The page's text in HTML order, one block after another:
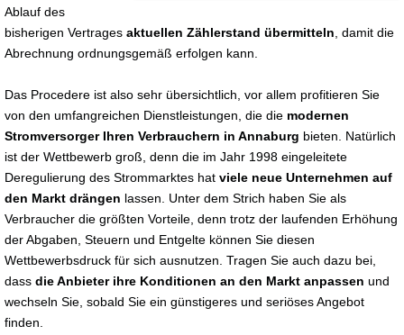
Ablauf des
bisherigen Vertrages aktuellen Zählerstand übermitteln , damit die
Abrechnung ordnungsgemäß erfolgen kann.
Das Procedere ist also sehr übersichtlich, vor allem profitieren Sie
von den umfangreichen Dienstleistungen, die die modernen
Stromversorger Ihren Verbrauchern in Annaburg bieten. Natürlich
ist der Wettbewerb groß, denn die im Jahr 1998 eingeleitete
Deregulierung des Strommarktes hat viele neue Unternehmen auf
den Markt drängen lassen. Unter dem Strich haben Sie als
Verbraucher die größten Vorteile, denn trotz der laufenden Erhöhung
der Abgaben, Steuern und Entgelte können Sie diesen
Wettbewerbsdruck für sich ausnutzen. Tragen Sie auch dazu bei,
dass die Anbieter ihre Konditionen an den Markt anpassen und
wechseln Sie, sobald Sie ein günstigeres und seriöses Angebot
finden.